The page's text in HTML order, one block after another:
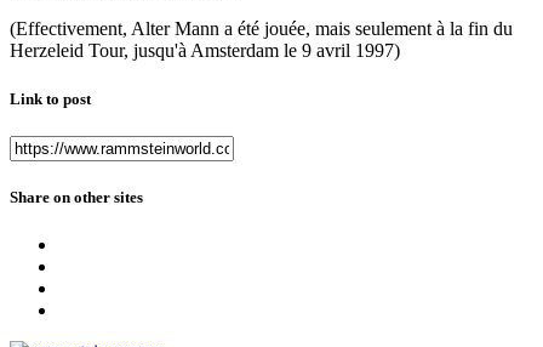
(Effectivement, Alter Mann a été jouée, mais seulement à la fin du
Herzeleid Tour, jusqu'à Amsterdam le 9 avril 1997)
Link to post
Share on other sites